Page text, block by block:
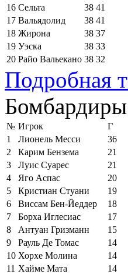
16 Сельта 38 41
17 Вальядолид 38 41
18 Жирона 38 37
19 Уэска 38 33
20 Райо Вальекано 38 32
Подробная
№ Игрок
Г
1
Лионель Месси
36
2
Карим Бензема
21
3
Луис Суарес
21
4
Яго Аспас
20
5
Кристиан Стуани
19
6
Виссам Бен-Йеддер
18
7
Борха Иглесиас
17
8
Антуан Гризманн
15
9
Рауль Де Томас
14
10 Хорхе Молина
14
11 Хайме Мата
14